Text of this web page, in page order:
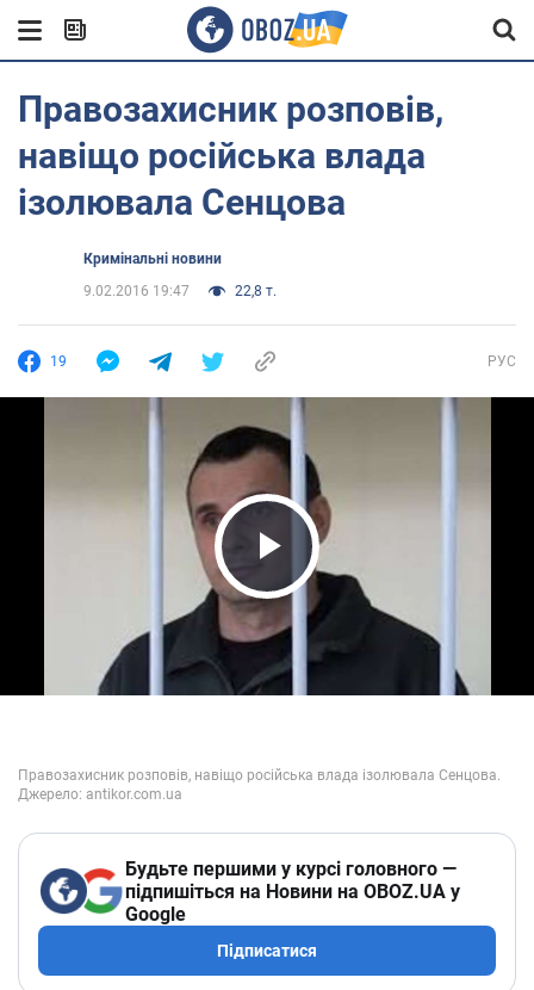
Правозахисник розповів,
навіщо російська влада
ізолювала Сенцова
Кримінальні новини
9.02.2016 19:47
22,8 т.
19 РУС
Play Video
Будьте першими у курсі головного —
підпишіться на Новини на OBOZ.UA у
Google
Підписатися